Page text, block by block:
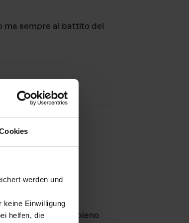
werden und
keine Einwilligung
helfen, die
ma sempre al battito del
e rimangono in pieno